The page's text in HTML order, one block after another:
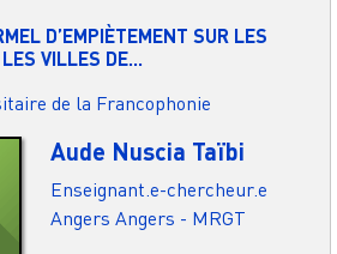
D’EMPIÈTEMENT SUR LES
VILLES DE...
de la Francophonie
Aude Nuscia Taïbi
Enseignant.e-chercheur.e
Angers Angers - MRGT